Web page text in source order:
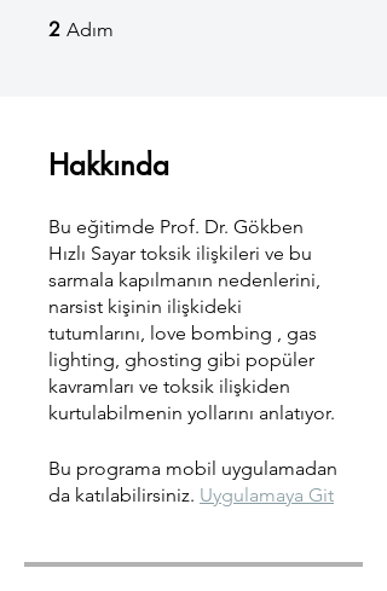
2 Adım
Hakkında
Bu eğitimde Prof. Dr. Gökben
Hızlı Sayar toksik ilişkileri ve bu
sarmala kapılmanın nedenlerini,
narsist kişinin ilişkideki
tutumlarını, love bombing , gas
lighting, ghosting gibi popüler
kavramları ve toksik ilişkiden
kurtulabilmenin yollarını anlatıyor.
Bu programa mobil uygulamadan
da katılabilirsiniz. Uygulamaya Git